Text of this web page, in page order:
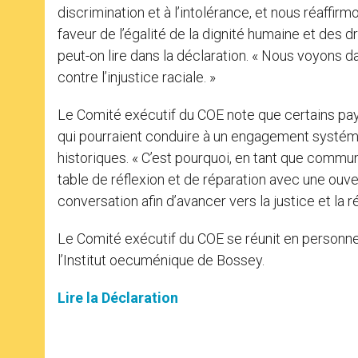
discrimination et à l’intolérance, et nous
faveur de l’égalité de la dignité humaine et des
peut-on lire dans la déclaration. « Nous voyons
contre l’injustice raciale. »
Le Comité exécutif du COE note que certains
qui pourraient conduire à un engagement
historiques. « C’est pourquoi, en tant que
table de réflexion et de réparation avec une
conversation afin d’avancer vers la justice et la
Le Comité exécutif du COE se réunit en
l’Institut oecuménique de Bossey.
Lire la Déclaration